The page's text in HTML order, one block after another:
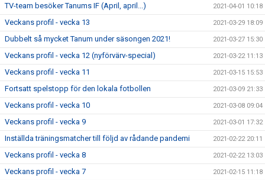
TV-team besöker Tanums IF (April, april...) 2021-04-01 10:18
Veckans profil - vecka 13 2021-03-29 18:09
Dubbelt så mycket Tanum under säsongen 2021! 2021-03-27 15:30
Veckans profil - vecka 12 (nyförvärv-special) 2021-03-22 11:13
Veckans profil - vecka 11 2021-03-15 15:53
Fortsatt spelstopp för den lokala fotbollen 2021-03-09 21:33
Veckans profil - vecka 10 2021-03-08 09:04
Veckans profil - vecka 9 2021-03-01 17:32
Inställda träningsmatcher till följd av rådande pandemi 2021-02-22 20:11
Veckans profil - vecka 8 2021-02-22 13:03
Veckans profil - vecka 7 2021-02-15 11:18